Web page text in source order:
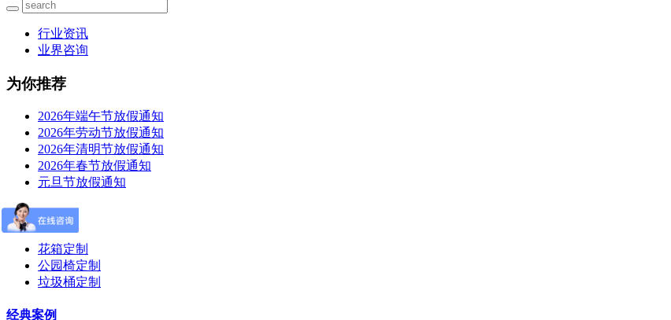
行业资讯
业界咨询
为你推荐
2026年端午节放假通知
2026年劳动节放假通知
2026年清明节放假通知
2026年春节放假通知
元旦节放假通知
产品定制
花箱定制
公园椅定制
垃圾桶定制
经典案例